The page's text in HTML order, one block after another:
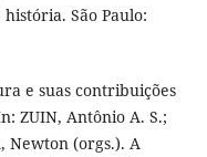
São Paulo:
e suas contribuições
ZUIN, Antônio A. S.;
Newton (orgs.). A